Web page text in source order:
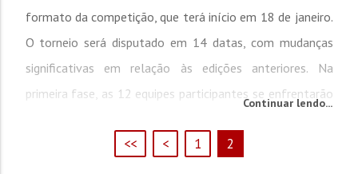
formato da competição, que terá início em 18 de janeiro.
O torneio será disputado em 14 datas, com mudanças
significativas em relação às edições anteriores. Na
primeira fase, as 12 equipes participantes se enfrentarão
Continuar lendo...
<< < 1 2